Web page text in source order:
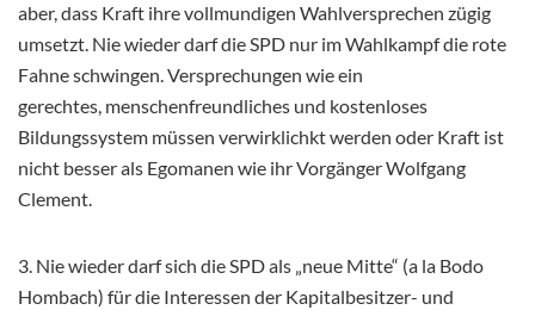
aber, dass Kraft ihre vollmundigen Wahlversprechen zügig
umsetzt. Nie wieder darf die SPD nur im Wahlkampf die rote
Fahne schwingen. Versprechungen wie ein
gerechtes, menschenfreundliches und kostenloses
Bildungssystem müssen verwirklichkt werden oder Kraft ist
nicht besser als Egomanen wie ihr Vorgänger Wolfgang
Clement.
3. Nie wieder darf sich die SPD als „neue Mitte“ (a la Bodo
Hombach) für die Interessen der Kapitalbesitzer- und